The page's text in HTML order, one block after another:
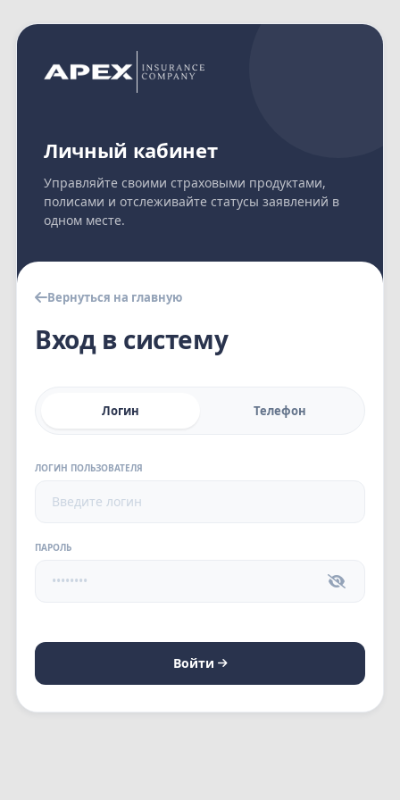
Личный кабинет
Управляйте своими страховыми продуктами,
полисами и отслеживайте статусы заявлений в
одном месте.
Вернуться на главную
Вход в систему
Логин Телефон
ЛОГИН ПОЛЬЗОВАТЕЛЯ
ПАРОЛЬ
Войти